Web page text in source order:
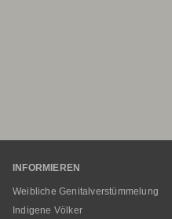
INFORMIEREN
Weibliche Genitalverstümmelung
Indigene Völker